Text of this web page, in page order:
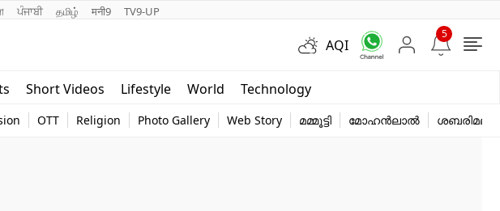
ਪੰਜਾਬੀ தமிழ் मनी9 TV9-UP
AQI
5
Short Videos Lifestyle World Technology
Web Story
OTT Religion Photo Gallery Web Story മമ്മൂട്ടി മോഹൻലാൽ ശബരിമല